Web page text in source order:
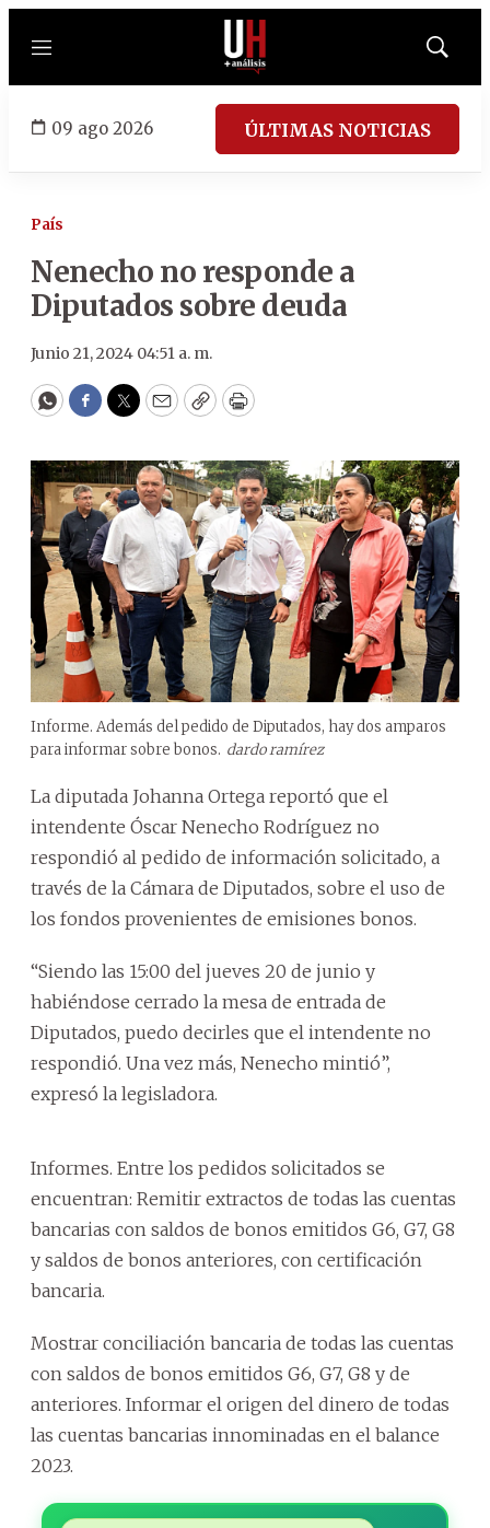
Menú
Mostrar
09 ago 2026 ÚLTIMAS NOTICIAS
País
Nenecho no responde a
Diputados sobre deuda
Junio 21, 2024 04:51 a. m.
WhatsApp
Facebook
Twitter
EmailCopyPrint
Informe. Además del pedido de Diputados, hay dos amparos
para informar sobre bonos. dardo ramírez
La diputada Johanna Ortega reportó que el
intendente Óscar Nenecho Rodríguez no
respondió al pedido de información solicitado, a
través de la Cámara de Diputados, sobre el uso de
los fondos provenientes de emisiones bonos.
“Siendo las 15:00 del jueves 20 de junio y
habiéndose cerrado la mesa de entrada de
Diputados, puedo decirles que el intendente no
respondió. Una vez más, Nenecho mintió”,
expresó la legisladora.
Informes. Entre los pedidos solicitados se
encuentran: Remitir extractos de todas las cuentas
bancarias con saldos de bonos emitidos G6, G7, G8
y saldos de bonos anteriores, con certificación
bancaria.
Mostrar conciliación bancaria de todas las cuentas
con saldos de bonos emitidos G6, G7, G8 y de
anteriores. Informar el origen del dinero de todas
las cuentas bancarias innominadas en el balance
2023.